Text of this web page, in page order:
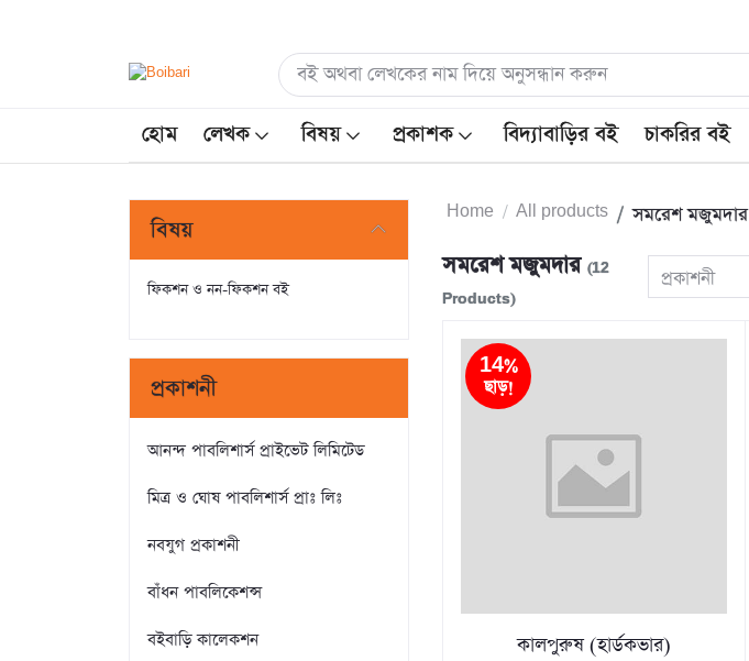
হোম লেখক বিষয় প্রকাশক বিদ্যাবাড়ির বই চাকরির বই
বিষয়
ফিকশন ও নন-ফিকশন বই
প্রকাশনী
আনন্দ পাবলিশার্স প্রাইভেট লিমিটেড
মিত্র ও ঘোষ পাবলিশার্স প্রাঃ লিঃ
নবযুগ প্রকাশনী
বাঁধন পাবলিকেশন্স
বইবাড়ি কালেকশন
Home All products সমরেশ মজুমদার
সমরেশ মজুমদার (12
Products)
প্রকাশনী
14%
ছাড়!
কালপুরুষ (হার্ডকভার)